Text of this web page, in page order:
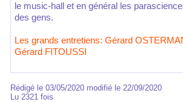
le music-hall et en général les
des gens.
Les grands entretiens: Gérard
Gérard FITOUSSI
Rédigé le 03/05/2020 modifié le 22/09/2020
Lu 2321 fois